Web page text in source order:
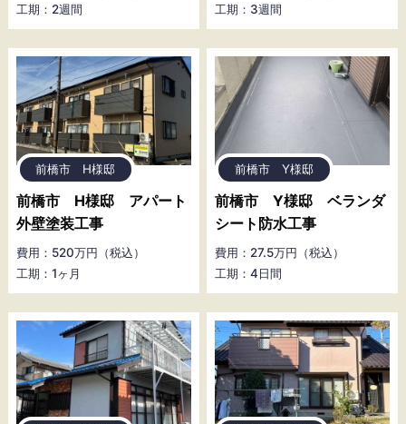
工期：2週間
工期：3週間
前橋市 H様邸
前橋市 H様邸 アパート
外壁塗装工事
費用：520万円（税込）
工期：1ヶ月
前橋市 Y様邸
前橋市 Y様邸 ベランダ
シート防水工事
費用：27.5万円（税込）
工期：4日間